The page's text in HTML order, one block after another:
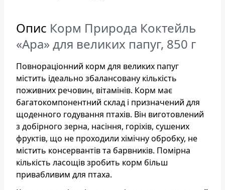
Опис Корм Природа Коктейль
«Ара» для великих папуг, 850 г
Повнораціонний корм для великих папуг
містить ідеально збалансовану кількість
поживних речовин, вітамінів. Корм має
багатокомпонентний склад і призначений для
щоденного годування птахів. Він виготовлений
з добірного зерна, насіння, горіхів, сушених
фруктів, що не проходили хімічну обробку, не
містить консервантів та барвників. Помірна
кількість ласощів зробить корм більш
привабливим для птаха.